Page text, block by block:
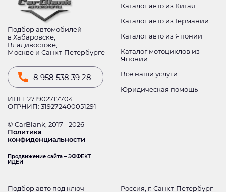
Подбор автомобилей
в Хабаровске,
Владивостоке,
Москве и Санкт-Петербурге
8 958 538 39 28
ИНН: 271902717704
ОГРНИП: 319272400051291
© CarBlank, 2017 - 2026
Политика
конфиденциальности
Продвижение сайта – ЭФФЕКТ
ИДЕИ
Каталог авто из Китая
Каталог авто из Германии
Каталог авто из Японии
Каталог мотоциклов из
Японии
Все наши услуги
Юридическая помощь
Подбор авто под ключ Россия, г. Санкт-Петербург